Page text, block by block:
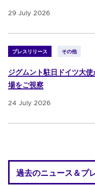
29 July 2026
プレスリリース その他
ジグムント駐日ドイツ大
場をご視察
24 July 2026
過去のニュース＆プ